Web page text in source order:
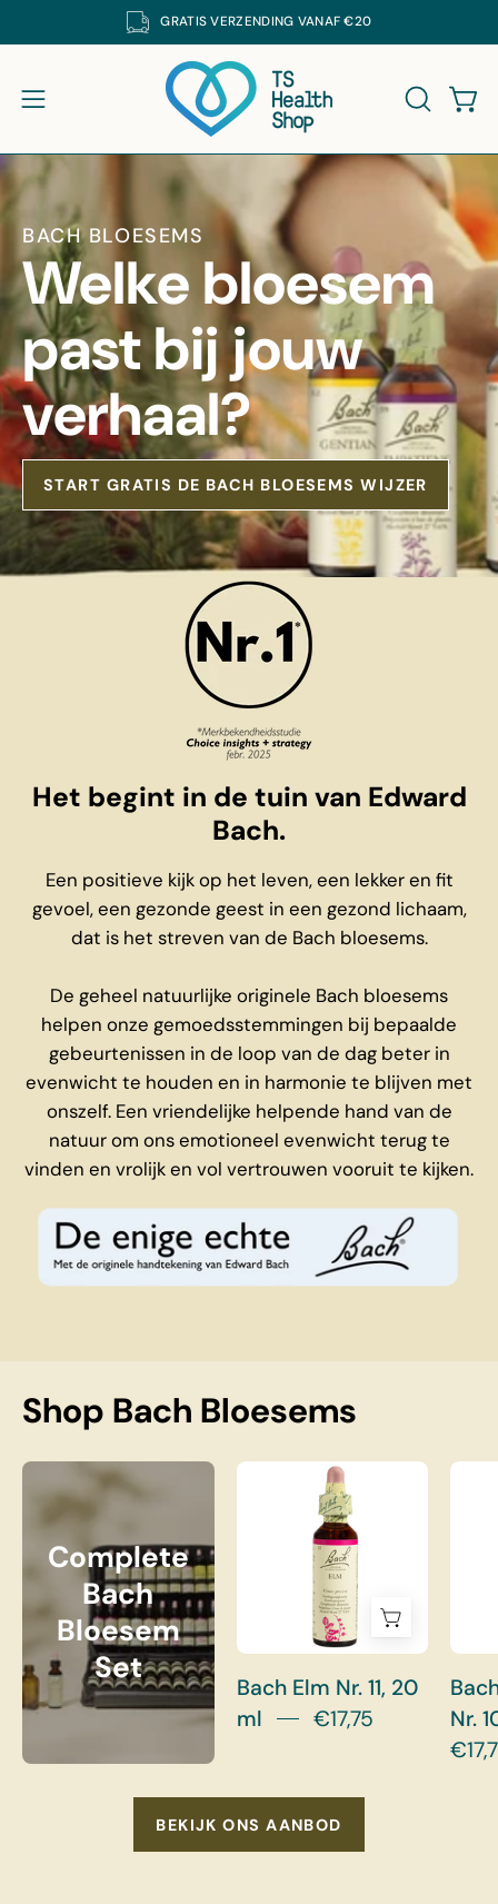
naar
DE SUPPLEMENTEN VAN DE CRUYDHOF MET 25% KORTING. CODE:
GRATISVERZENDING VANAF €20
Navigatiemenu openen
BACH BLOESEMS
Welke bloesem
past bij jouw
verhaal?
START GRATIS DE BACH BLOESEMS WIJZER
Het begint in de tuin van Edward
Bach.
Een positieve kijk op het leven, een lekker en fit
gevoel, een gezonde geest in een gezond lichaam,
dat is het streven van de Bach bloesems.
De geheel natuurlijke originele Bach bloesems
helpen onze gemoedsstemmingen bij bepaalde
gebeurtenissen in de loop van de dag beter in
evenwicht te houden en in harmonie te blijven met
onszelf. Een vriendelijke helpende hand van de
natuur om ons emotioneel evenwicht terug te
vinden en vrolijk en vol vertrouwen vooruit te kijken.
Shop Bach Bloesems
Complete Bach Bloesem Set
Complete
Bach
Bloesem
Set
Bach Elm Nr. 11, 20
Bach Elm Nr. 11, 20
ml
€17,75
Nr.
BEKIJK ONS AANBOD